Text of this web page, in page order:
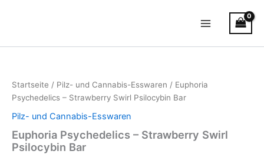
Menu
Startseite / Pilz- und Cannabis-Esswaren / Euphoria
Psychedelics – Strawberry Swirl Psilocybin Bar
Pilz- und Cannabis-Esswaren
Euphoria Psychedelics – Strawberry Swirl
Psilocybin Bar
€21.00
bis
€69.99
Strawberry
Swirl
Psilocybin
Bar
Menge